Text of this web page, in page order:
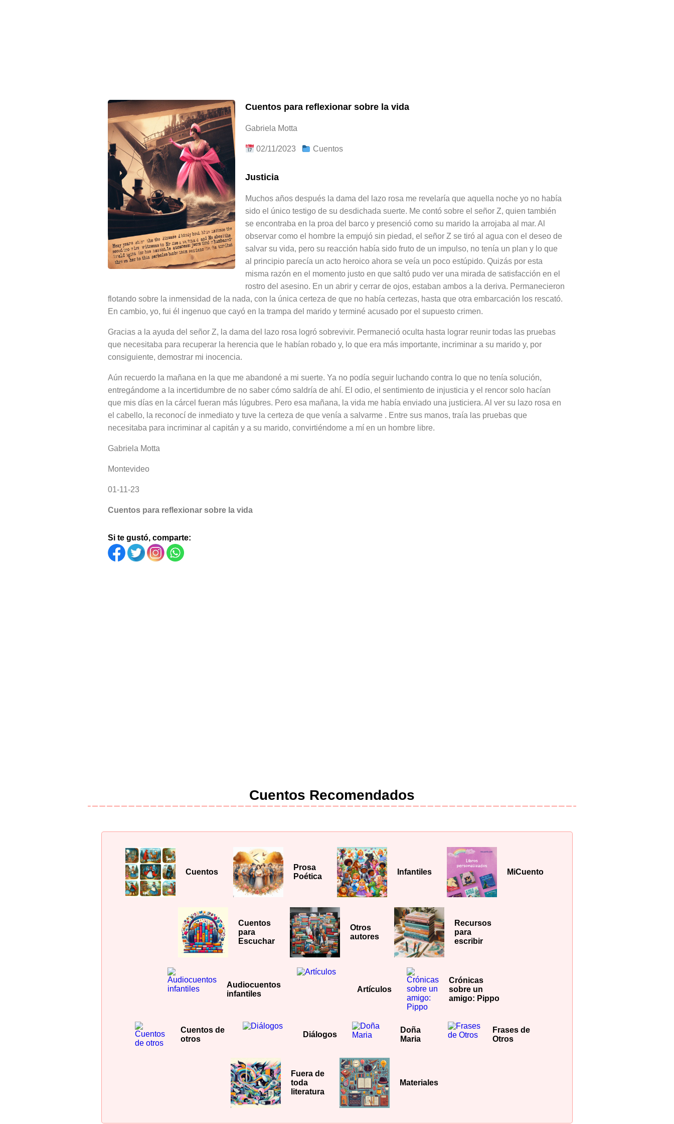
Cuentos para reflexionar sobre la vida
Gabriela Motta
02/11/2023 Cuentos
Justicia
Muchos años después la dama del lazo rosa me revelaría que aquella noche yo no había
sido el único testigo de su desdichada suerte. Me contó sobre el señor Z, quien también
se encontraba en la proa del barco y presenció como su marido la arrojaba al mar. Al
observar como el hombre la empujó sin piedad, el señor Z se tiró al agua con el deseo de
salvar su vida, pero su reacción había sido fruto de un impulso, no tenía un plan y lo que
al principio parecía un acto heroico ahora se veía un poco estúpido. Quizás por esta
misma razón en el momento justo en que saltó pudo ver una mirada de satisfacción en el
rostro del asesino. En un abrir y cerrar de ojos, estaban ambos a la deriva. Permanecieron
flotando sobre la inmensidad de la nada, con la única certeza de que no había certezas, hasta que otra embarcación los rescató.
En cambio, yo, fui él ingenuo que cayó en la trampa del marido y terminé acusado por el supuesto crimen.
Gracias a la ayuda del señor Z, la dama del lazo rosa logró sobrevivir. Permaneció oculta hasta lograr reunir todas las pruebas
que necesitaba para recuperar la herencia que le habían robado y, lo que era más importante, incriminar a su marido y, por
consiguiente, demostrar mi inocencia.
Aún recuerdo la mañana en la que me abandoné a mi suerte. Ya no podía seguir luchando contra lo que no tenía solución,
entregándome a la incertidumbre de no saber cómo saldría de ahí. El odio, el sentimiento de injusticia y el rencor solo hacían
que mis días en la cárcel fueran más lúgubres. Pero esa mañana, la vida me había enviado una justiciera. Al ver su lazo rosa en
el cabello, la reconocí de inmediato y tuve la certeza de que venía a salvarme . Entre sus manos, traía las pruebas que
necesitaba para incriminar al capitán y a su marido, convirtiéndome a mí en un hombre libre.
Gabriela Motta
Montevideo
01-11-23
Cuentos para reflexionar sobre la vida
Si te gustó, comparte:
Cuentos Recomendados
Cuentos
Prosa
Poética
Infantiles MiCuento
Cuentos
para
Escuchar
Otros
autores
Recursos
para
escribir
Audiocuentos
infantiles
Artículos
Crónicas
sobre un
amigo: Pippo
Cuentos de
otros
Diálogos
Doña
Maria
Frases de
Otros
Fuera de
toda
literatura
Materiales